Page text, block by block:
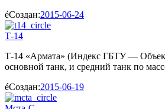
Создан:2015-06-24
Т-14
Т-14 «Армата» (Индекс ГБТУ —
основной танк, и средний танк по
Создан:2015-06-19